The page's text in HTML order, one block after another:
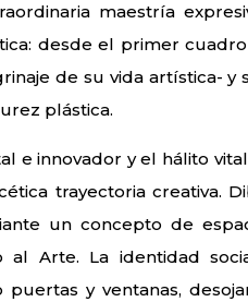
maestría
desde el primer cuadro
de su vida artística- y
plástica.
e innovador y el hálito
trayectoria creativa.
un concepto de
al Arte. La identidad
y ventanas,